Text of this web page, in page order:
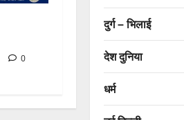
0
दुर्ग – भिलाई
देश दुनिया
धर्म